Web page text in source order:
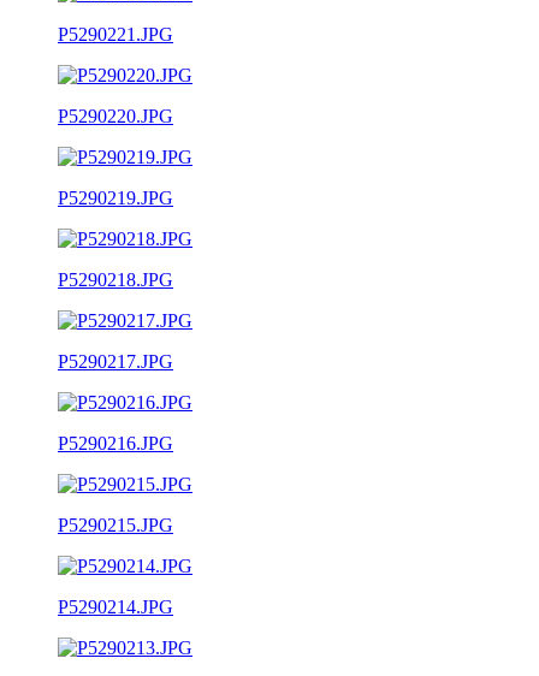
P5290221.JPG
P5290220.JPG
P5290219.JPG
P5290218.JPG
P5290217.JPG
P5290216.JPG
P5290215.JPG
P5290214.JPG